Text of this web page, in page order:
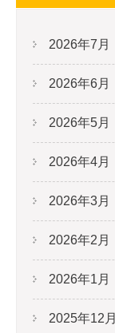
2026年7月
2026年6月
2026年5月
2026年4月
2026年3月
2026年2月
2026年1月
2025年12月